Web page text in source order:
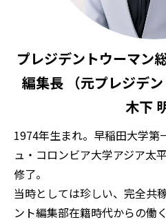
プレジデントウーマ
編集長 （元プレジデン
木下
1974年生まれ。早稲田大学第
ュ・コロンビア大学アジア太
修了。
当時としては珍しい、完全共
ント編集部在籍時代からの働